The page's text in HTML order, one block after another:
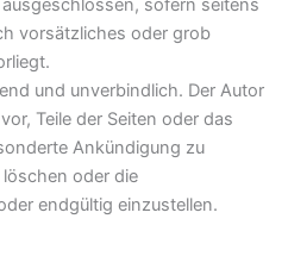
sofern seitens
vorsätzliches oder grob
und unverbindlich. Der Autor
Teile der Seiten oder das
Ankündigung zu
oder die
endgültig einzustellen.